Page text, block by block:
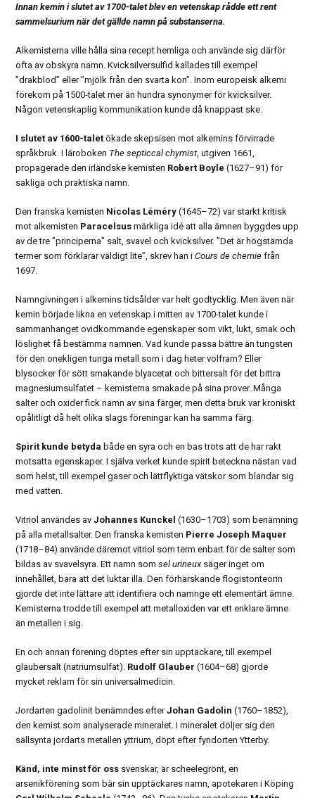
Innan kemin i slutet av 1700-talet blev en vetenskap rådde ett rent
sammelsurium när det gällde namn på substanserna.
Alkemisterna ville hålla sina recept hemliga och använde sig därför
ofta av obskyra namn. Kvicksilversulfid kallades till exempel
”drakblod” eller ”mjölk från den svarta kon”. Inom europeisk alkemi
förekom på 1500-talet mer än hundra synonymer för kvicksilver.
Någon vetenskaplig kommunikation kunde då knappast ske.
I slutet av 1600-talet ökade skepsisen mot alkemins förvirrade
språkbruk. I läroboken The septiccal chymist, utgiven 1661,
propagerade den irländske kemisten Robert Boyle (1627–91) för
sakliga och praktiska namn.
Den franska kemisten Nicolas Léméry (1645–72) var starkt kritisk
mot alkemisten Paracelsus märkliga idé att alla ämnen byggdes upp
av de tre ”principerna” salt, svavel och kvicksilver. ”Det är högstämda
termer som förklarar väldigt lite”, skrev han iCours de chemie från
1697.
Namngivningen i alkemins tidsålder var helt godtycklig. Men även när
kemin började likna en vetenskap i mitten av 1700-talet kunde i
sammanhanget ovidkommande egenskaper som vikt, lukt, smak och
löslighet få bestämma namnen. Vad kunde passa bättre än tungsten
för den onekligen tunga metall som i dag heter volfram? Eller
blysocker för sött smakande blyacetat och bittersalt för det bittra
magnesiumsulfatet – kemisterna smakade på sina prover. Många
salter och oxider fick namn av sina färger, men detta bruk var kroniskt
opålitligt då helt olika slags föreningar kan ha samma färg.
Spirit kunde betyda både en syra och en bas trots att de har rakt
motsatta egenskaper. I själva verket kunde spirit beteckna nästan vad
som helst, till exempel gaser och lättflyktiga vätskor som blandar sig
med vatten.
Vitriol användes avJohannes Kunckel (1630–1703) som benämning
på alla metallsalter. Den franska kemisten Pierre Joseph Maquer
(1718–84) använde däremot vitriol som term enbart för de salter som
bildas av svavelsyra. Ett namn somsel urineuxsäger inget om
innehållet, bara att det luktar illa. Den förhärskande flogistonteorin
gjorde det inte lättare att identifiera och namnge ett elementärt ämne.
Kemisterna trodde till exempel att metalloxiden var ett enklare ämne
än metallen i sig.
En och annan förening döptes efter sin upptäckare, till exempel
glaubersalt (natriumsulfat). Rudolf Glauber (1604–68) gjorde
mycket reklam för sin universalmedicin.
Jordarten gadolinit benämndes efterJohan Gadolin (1760–1852),
den kemist som analyserade mineralet. I mineralet döljer sig den
sällsynta jordarts metallen yttrium, döpt efter fyndorten Ytterby.
Känd, inte minst för oss svenskar, är scheelegrönt, en
arsenikförening som bär sin upptäckares namn, apotekaren i Köping